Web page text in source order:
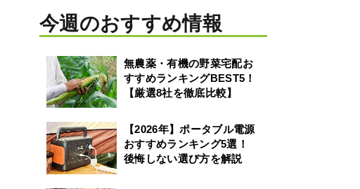
今週のおすすめ情報
無農薬・有機の野菜宅配お
すすめランキングBEST5！
【厳選8社を徹底比較】
【2026年】ポータブル電源
おすすめランキング5選！
後悔しない選び方を解説